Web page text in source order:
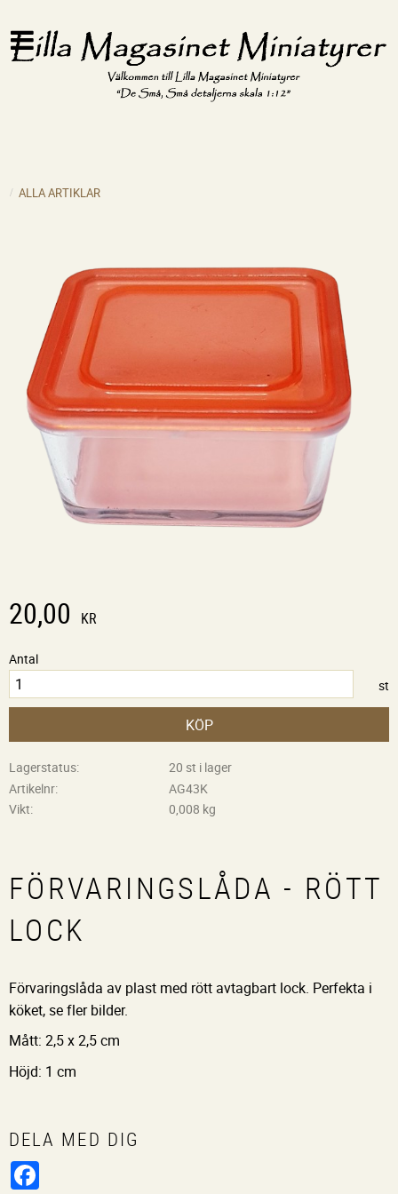
ALLA ARTIKLAR
20,00 KR
Antal
st
KÖP
Lagerstatus
20 st i lager
Artikelnr
AG43K
Vikt
0,008 kg
FÖRVARINGSLÅDA - RÖTT
LOCK
Förvaringslåda av plast med rött avtagbart lock. Perfekta i
köket, se fler bilder.
Mått: 2,5 x 2,5 cm
Höjd: 1 cm
DELA MED DIG